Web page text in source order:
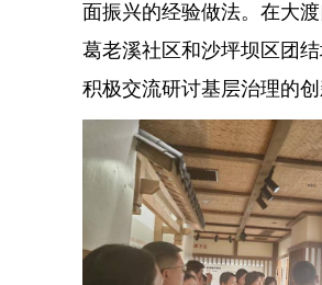
面振兴的经验做法。在大渡
葛老溪社区和沙坪坝区团
积极交流研讨基层治理的创